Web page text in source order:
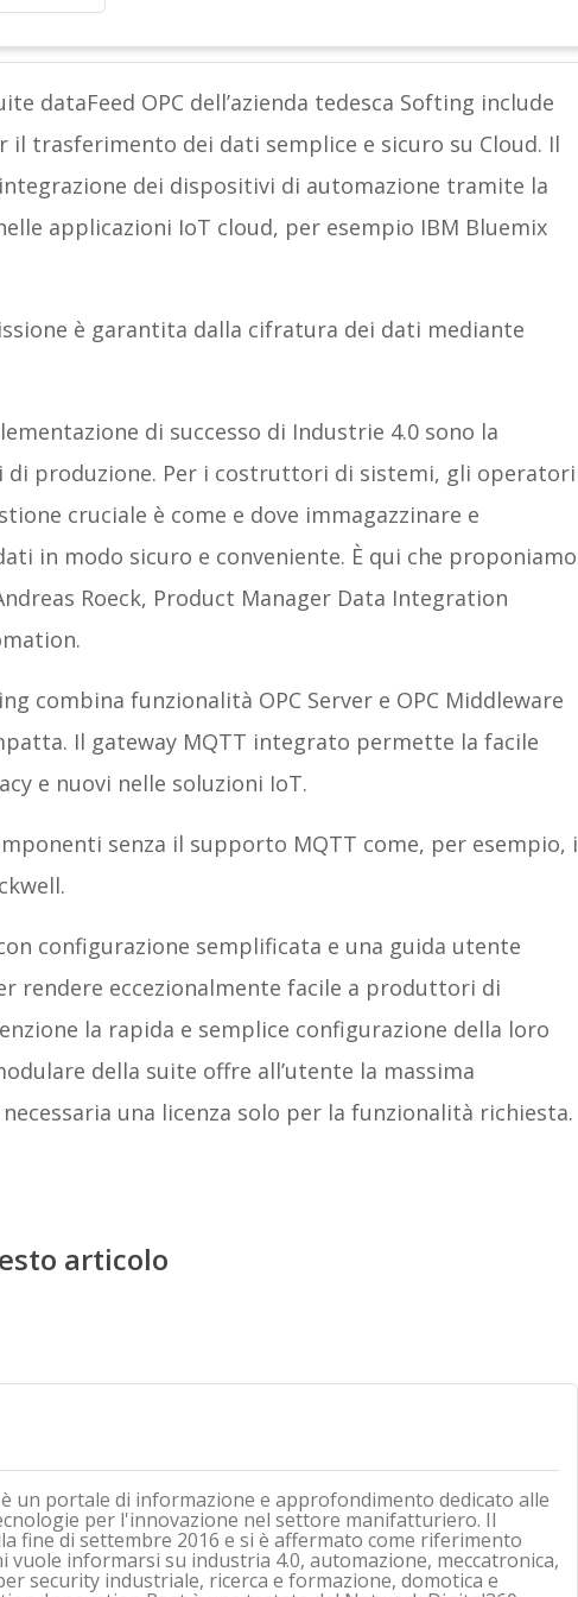
dataFeed OPC dell’azienda tedesca Softing include
il trasferimento dei dati semplice e sicuro su Cloud. Il
dei dispositivi di automazione tramite la
applicazioni IoT cloud, per esempio IBM Bluemix
è garantita dalla cifratura dei dati mediante
di successo di Industrie 4.0 sono la
di produzione. Per i costruttori di sistemi, gli operatori
cruciale è come e dove immagazzinare e
in modo sicuro e conveniente. È qui che proponiamo
Roeck, Product Manager Data Integration
combina funzionalità OPC Server e OPC Middleware
Il gateway MQTT integrato permette la facile
e nuovi nelle soluzioni IoT.
senza il supporto MQTT come, per esempio, i
configurazione semplificata e una guida utente
rendere eccezionalmente facile a produttori di
la rapida e semplice configurazione della loro
della suite offre all’utente la massima
una licenza solo per la funzionalità richiesta.
articolo
un portale di informazione e approfondimento dedicato alle
per l'innovazione nel settore manifatturiero. Il
fine di settembre 2016 e si è affermato come riferimento
vuole informarsi su industria 4.0, automazione, meccatronica,
security industriale, ricerca e formazione, domotica e